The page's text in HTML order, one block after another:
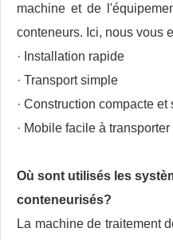
machine et de
conteneurs. Ici, nous vous
· Installation rapide
· Transport simple
· Construction compacte et
· Mobile facile à
Où sont utilisés les
conteneurisés?
La machine de traitement